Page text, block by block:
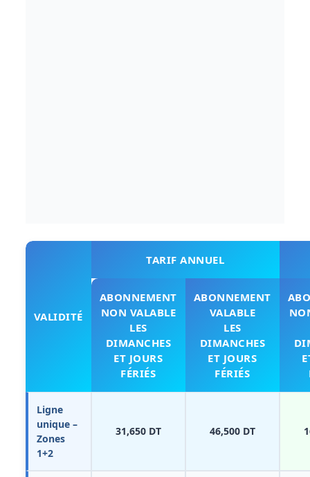
VALIDITÉ
TARIF ANNUEL
ABONNEMENT
NON VALABLE
LES
DIMANCHES
ET JOURS
FÉRIÉS
ABONNEMENT
VALABLE
LES
DIMANCHES
ET JOURS
FÉRIÉS
Ligne
unique –
Zones
1+2
31,650 DT 46,500 DT